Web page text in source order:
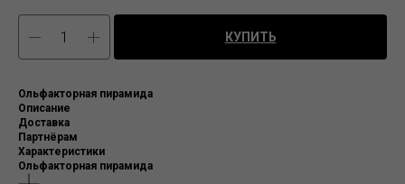
КУПИТЬ
Ольфакторная пирамида
Описание
Доставка
Партнёрам
Характеристики
Ольфакторная пирамида